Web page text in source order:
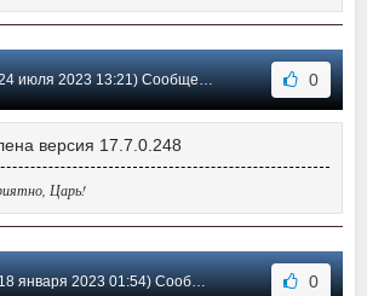
июля 2023 13:21) Сообщение #55 0
версия 17.7.0.248
Царь!
января 2023 01:54) Сообщение #54 0